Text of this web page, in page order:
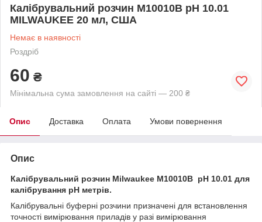
Калібрувальний розчин M10010B pH 10.01
MILWAUKEE 20 мл, США
Немає в наявності
Роздріб
60 ₴
Мінімальна сума замовлення на сайті — 200 ₴
Опис Доставка Оплата Умови повернення
Опис
Калібрувальний розчин Milwaukee M10010B pH 10.01 для
калібрування pH метрів.
Калібрувальні буферні розчини призначені для встановлення
точності вимірювання приладів у разі вимірювання